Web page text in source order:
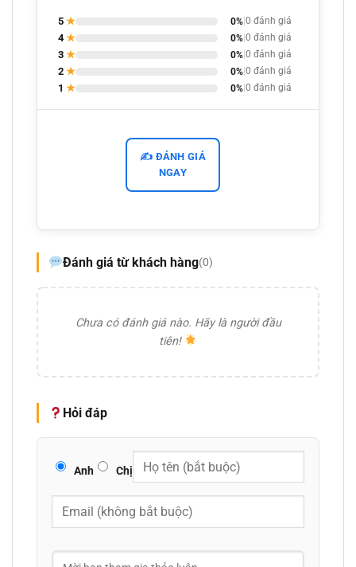
5 ★ 0% 0 đánh giá
4★ 0% 0 đánh giá
3 ★ 0% 0 đánh giá
2 ★ 0% 0 đánh giá
1 ★ 0% 0 đánh giá
✍️ ĐÁNH GIÁ
NGAY
Đánh giá từ khách hàng(0)
Chưa có đánh giá nào. Hãy là người đầu
tiên!
Hỏi đáp
Anh Chị